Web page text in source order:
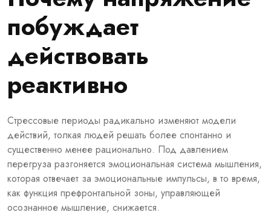
побуждает
действовать
реактивно
Стрессовые периоды радикально изменяют модели
действий, толкая людей решать более спонтанно и
существенно менее рационально. Под давлением
перегруза разгоняется эмоциональная система мышления,
которая отвечает за эмоциональные импульсы, в то время,
как функция префронтальной зоны, управляющей
осознанное мышление, снижается.